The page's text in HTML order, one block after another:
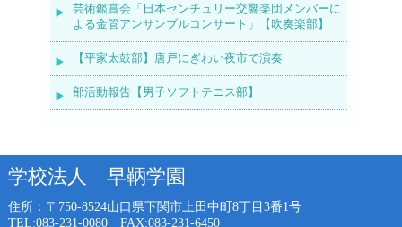
芸術鑑賞会「日本センチュリー交響楽団メンバーに
よる金管アンサンブルコンサート」【吹奏楽部】
【平家太鼓部】唐戸にぎわい夜市で演奏
部活動報告【男子ソフトテニス部】
学校法人 早鞆学園
住所：〒750-8524山口県下関市上田中町8丁目3番1号
TEL:083-231-0080 FAX:083-231-6450